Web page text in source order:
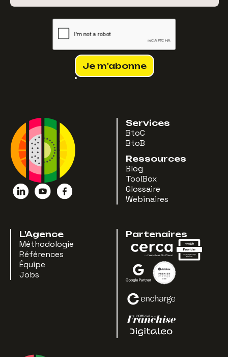
Services
BtoC
BtoB
Ressources
Blog
ToolBox
Glossaire
Webinaires
L'Agence
Méthodologie
Références
Équipe
Jobs
Partenaires